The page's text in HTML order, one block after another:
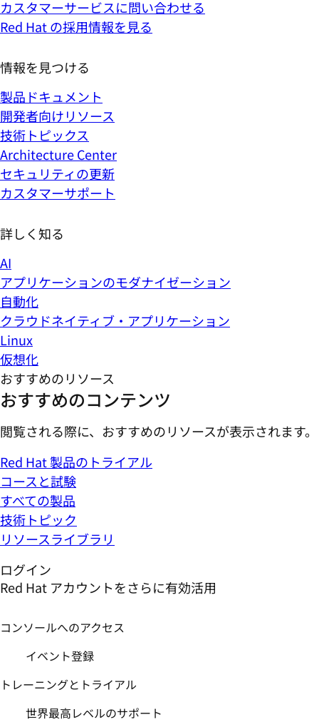
カスタマーサービスに問い合わせる
Red Hat の採用情報を見る
情報を見つける
製品ドキュメント
開発者向けリソース
技術トピックス
Architecture Center
セキュリティの更新
カスタマーサポート
詳しく知る
AI
アプリケーションのモダナイゼーション
自動化
クラウドネイティブ・アプリケーション
Linux
仮想化
おすすめのリソース
おすすめのコンテンツ
閲覧される際に、おすすめのリソースが表示されます。
Red Hat 製品のトライアル
コースと試験
すべての製品
技術トピック
リソースライブラリ
ログイン
Red Hat アカウントをさらに有効活用
コンソールへのアクセス
イベント登録
トレーニングとトライアル
世界最高レベルのサポート